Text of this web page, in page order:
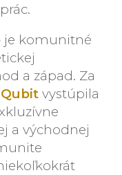
je komunitné
a západ. Za
Qubit vystúpila
a východnej